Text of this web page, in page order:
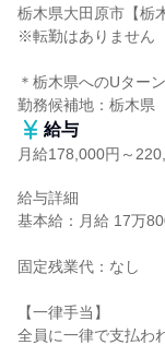
栃木県大田原市【栃
※転勤はありません
＊栃木県へのUター
勤務候補地：栃木県
給与
月給178,000円～
給与詳細
基本給：月給 17万
固定残業代：なし
【一律手当】
全員に一律で支払わ